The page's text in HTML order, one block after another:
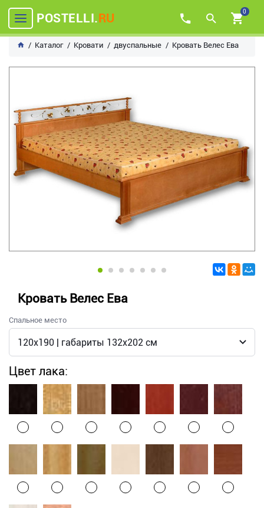
POSTELLI.RU 0
Каталог Кровати двуспальные Кровать Велес Ева
Кровать Велес Ева
Спальное место
Цвет лака: